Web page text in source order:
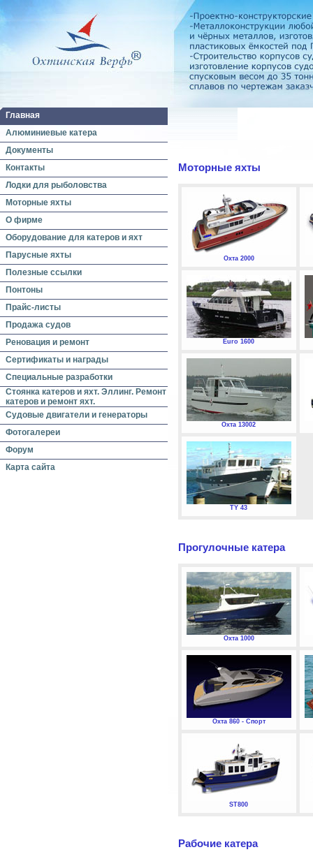
Главная
Алюминиевые катера
Документы
Контакты
Лодки для рыболовства
Моторные яхты
О фирме
Оборудование для катеров и яхт
Парусные яхты
Полезные ссылки
Понтоны
Прайс-листы
Продажа судов
Реновация и ремонт
Сертификаты и награды
Специальные разработки
Стоянка катеров и яхт. Эллинг. Ремонт
катеров и ремонт яхт.
Судовые двигатели и генераторы
Фотогалереи
Форум
Карта сайта
Моторные яхты
Охта 2000
Euro 1600
Охта 13002
TY 43
Прогулочные катера
Охта 1000
Охта 860 - Спорт
ST800
Рабочие катера